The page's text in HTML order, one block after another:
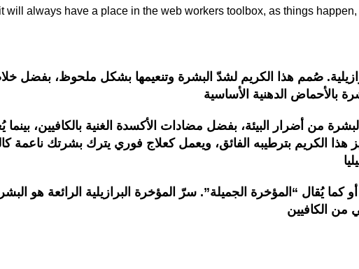
always have a place in the web workers toolbox, as things
صُمم هذا الكريم لشدّ البشرة وتنعيمها بشكل ملحوظ، بفضل خلاصة
من أضرار البيئة، بفضل مضادات الأكسدة الغنية بالكافيين،
هذا الكريم بترطيبه الفائق، ويعمل كعلاج فوري يترك بشرتك ناعمة
يُقال “المؤخرة الجميلة”. سرّ المؤخرة البرازيلية الرائعة هو